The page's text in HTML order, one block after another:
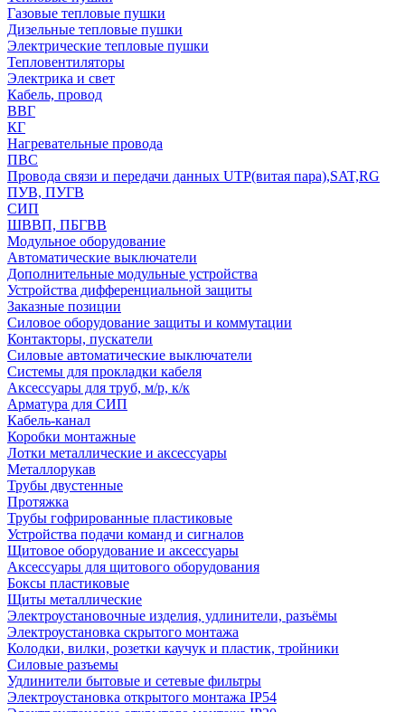
Газовые тепловые пушки
Дизельные тепловые пушки
Электрические тепловые пушки
Тепловентиляторы
Электрика и свет
Кабель, провод
ВВГ
КГ
Нагревательные провода
ПВС
Провода связи и передачи данных UTP(витая пара),SAT,RG
ПУВ, ПУГВ
СИП
ШВВП, ПБГВВ
Модульное оборудование
Автоматические выключатели
Дополнительные модульные устройства
Устройства дифференциальной защиты
Заказные позиции
Силовое оборудование защиты и коммутации
Контакторы, пускатели
Силовые автоматические выключатели
Системы для прокладки кабеля
Аксессуары для труб, м/р, к/к
Арматура для СИП
Кабель-канал
Коробки монтажные
Лотки металлические и аксессуары
Металлорукав
Трубы двустенные
Протяжка
Трубы гофрированные пластиковые
Устройства подачи команд и сигналов
Щитовое оборудование и аксессуары
Аксессуары для щитового оборудования
Боксы пластиковые
Щиты металлические
Электроустановочные изделия, удлинители, разъёмы
Электроустановка скрытого монтажа
Колодки, вилки, розетки каучук и пластик, тройники
Силовые разъемы
Удлинители бытовые и сетевые фильтры
Электроустановка открытого монтажа IP54